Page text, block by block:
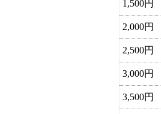
1,500円
2,000円
2,500円
3,000円
3,500円